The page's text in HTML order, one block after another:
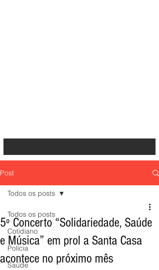
Post
Todos os posts
Cotidiano
Polícia
Saúde
Todos os posts
5º Concerto “Solidariedade, Saúde
e Música” em prol a Santa Casa
acontece no próximo mês